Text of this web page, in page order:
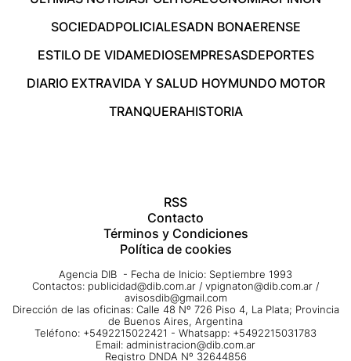
SOCIEDADPOLICIALESADN BONAERENSE
ESTILO DE VIDAMEDIOSEMPRESASDEPORTES
DIARIO EXTRAVIDA Y SALUD HOYMUNDO MOTOR
TRANQUERAHISTORIA
RSS
Contacto
Términos y Condiciones
Política de cookies
Agencia DIB - Fecha de Inicio: Septiembre 1993
Contactos: publicidad@dib.com.ar / vpignaton@dib.com.ar /
avisosdib@gmail.com
Dirección de las oficinas: Calle 48 Nº 726 Piso 4, La Plata; Provincia
de Buenos Aires, Argentina
Teléfono: +5492215022421 - Whatsapp: +5492215031783
Email: administracion@dib.com.ar
Registro DNDA Nº 32644856